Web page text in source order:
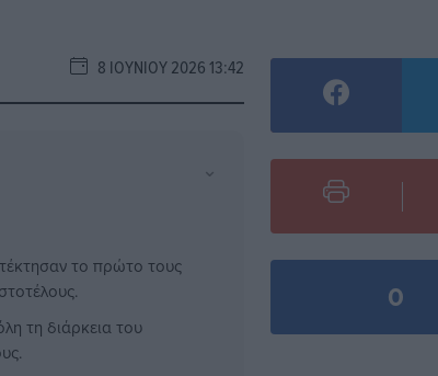
8 ΙΟΥΝΊΟΥ 2026 13:42
⌄
το πρώτο τους
τη διάρκεια του
0